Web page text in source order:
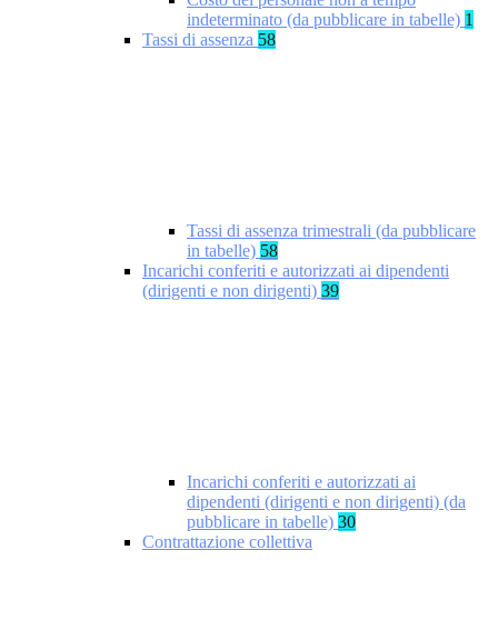
indeterminato (da pubblicare in tabelle) 1
Tassi di assenza 58
Tassi di assenza trimestrali (da pubblicare
in tabelle) 58
Incarichi conferiti e autorizzati ai dipendenti
(dirigenti e non dirigenti) 39
Incarichi conferiti e autorizzati ai
dipendenti (dirigenti e non dirigenti) (da
pubblicare in tabelle) 30
Contrattazione collettiva